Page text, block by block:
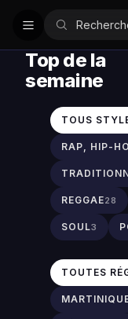
Top de la
semaine
TOUS
RAP, HIP-
REGGAE28
SOUL3
TOUTES